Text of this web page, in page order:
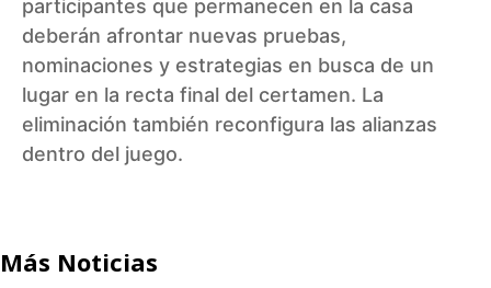
participantes que permanecen en la casa
deberán afrontar nuevas pruebas,
nominaciones y estrategias en busca de un
lugar en la recta final del certamen. La
eliminación también reconfigura las alianzas
dentro del juego.
Más Noticias